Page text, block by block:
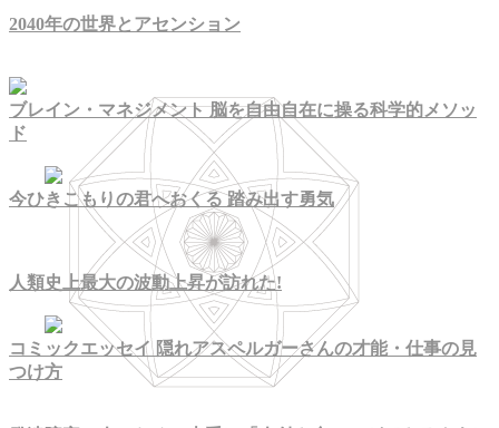
2040年の世界とアセンション
ブレイン・マネジメント 脳を自由自在に操る科学的メソッ
ド
今ひきこもりの君へおくる 踏み出す勇気
人類史上最大の波動上昇が訪れた!
コミックエッセイ 隠れアスペルガーさんの才能・仕事の見
つけ方